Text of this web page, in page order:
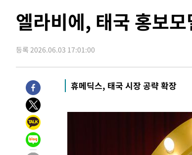
엘라비에, 태국 홍보
등록 2026.06.03 17:01:00
휴메딕스, 태국 시장 공략 확장